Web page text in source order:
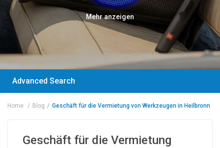
Mehr anzeigen
Advanced Search
Home Blog Geschäft für die Vermietung von Werkzeugen in Heilbronn
Geschäft für die Vermietung